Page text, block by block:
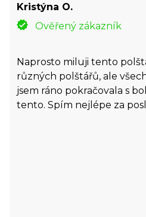
Kristýna O.
Ověřený zákazník
Naprosto miluji tento
různých polštářů, ale
jsem ráno pokračovala s
tento. Spím nejlépe za